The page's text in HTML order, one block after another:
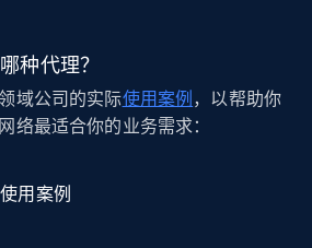
种代理？
域公司的实际使用案例 ，以帮助你
络最适合你的业务需求：
用案例